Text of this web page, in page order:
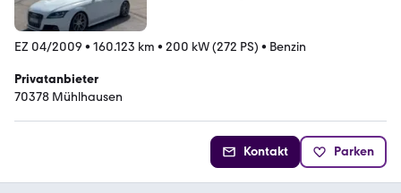
EZ 04/2009 • 160.123 km • 200 kW (272 PS) • Benzin
Privatanbieter
70378 Mühlhausen
Kontakt Parken